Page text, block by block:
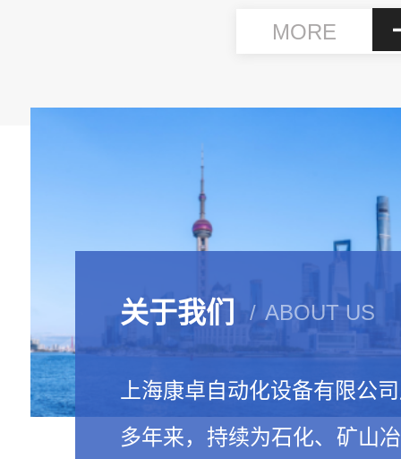
MORE
关于我们 ABOUT US
上海康卓自动化设备有限公
多年来，持续为石化、矿山